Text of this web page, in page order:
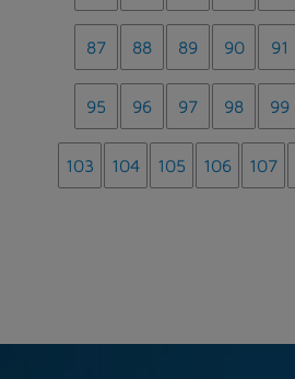
87 88 89 90 91
95 96 97 98 99
103 104 105 106 107